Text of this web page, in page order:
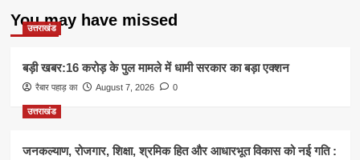
You may have missed
उत्तराखंड
बड़ी खबर:16 करोड़ के पुल मामले में धामी सरकार का बड़ा एक्शन
रैबार पहाड़ का August 7, 2026 0
उत्तराखंड
जनकल्याण, रोजगार, शिक्षा, श्रमिक हित और आधारभूत विकास को नई गति :